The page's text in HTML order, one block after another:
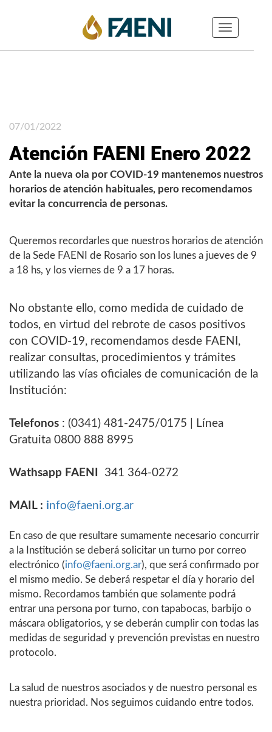
Toggle
navigation
07/01/2022
Atención FAENI Enero 2022
Ante la nueva ola por COVID-19 mantenemos nuestros
horarios de atención habituales, pero recomendamos
evitar la concurrencia de personas.
Queremos recordarles que nuestros horarios de atención
de la Sede FAENI de Rosario son los lunes a jueves de 9
a 18 hs, y los viernes de 9 a 17 horas.
No obstante ello, como medida de cuidado de
todos, en virtud del rebrote de casos positivos
con COVID-19, recomendamos desde FAENI,
realizar consultas, procedimientos y trámites
utilizando las vías oficiales de comunicación de la
Institución:
Telefonos : (0341) 481-2475/0175 | Línea
Gratuita 0800 888 8995
Wathsapp FAENI 341 364-0272
MAIL : info@faeni.org.ar
En caso de que resultare sumamente necesario concurrir
a la Institución se deberá solicitar un turno por correo
electrónico (info@faeni.org.ar), que será confirmado por
el mismo medio. Se deberá respetar el día y horario del
mismo. Recordamos también que solamente podrá
entrar una persona por turno, con tapabocas, barbijo o
máscara obligatorios, y se deberán cumplir con todas las
medidas de seguridad y prevención previstas en nuestro
protocolo.
La salud de nuestros asociados y de nuestro personal es
nuestra prioridad. Nos seguimos cuidando entre todos.